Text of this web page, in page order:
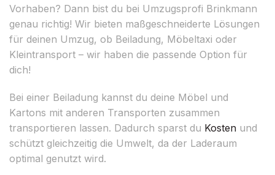
Vorhaben? Dann bist du bei Umzugsprofi Brinkmann
genau richtig! Wir bieten maßgeschneiderte Lösungen
für deinen Umzug, ob Beiladung, Möbeltaxi oder
Kleintransport – wir haben die passende Option für
dich!
Bei einer Beiladung kannst du deine Möbel und
Kartons mit anderen Transporten zusammen
transportieren lassen. Dadurch sparst du Kosten und
schützt gleichzeitig die Umwelt, da der Laderaum
optimal genutzt wird.